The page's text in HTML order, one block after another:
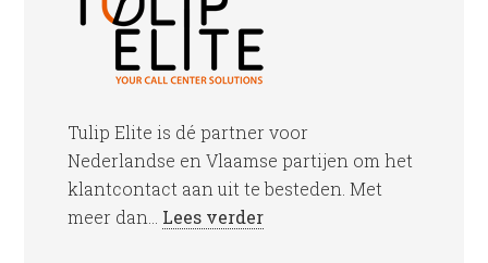
Tulip Elite is dé partner voor
Nederlandse en Vlaamse partijen om het
klantcontact aan uit te besteden. Met
meer dan... Lees verder